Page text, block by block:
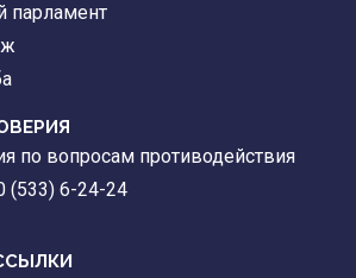
парламент
по вопросам противодействия
(533) 6-24-24